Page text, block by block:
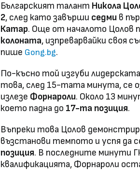
Българският талант Никола
2, след като завърши седми в
Катар. Още от началото Цолов
колоната, изпреварвайки своя
пише Gong.bg.
По-късно той изгуби
това, след 15-тата минута, се
излезе Форнароли. Около 13
което падна до 17-та позиция.
Въпреки това Цолов
възстанови темпото и успя да
позиция. В последните минути
квалификацията, Форнароли